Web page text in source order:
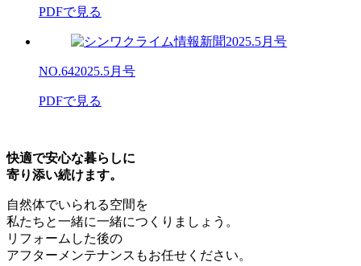
PDFで見る
NO.642025.5月号
PDFで見る
快適で安心な暮らしに
寄り添い続けます。
自然体でいられる空間を
私たちと一緒に一緒につくりましょう。
リフォームした後の
アフターメンテナンスもお任せください。